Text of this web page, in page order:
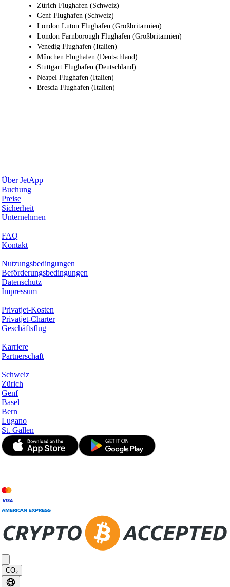
Zürich Flughafen (Schweiz)
Genf Flughafen (Schweiz)
London Luton Flughafen (Großbritannien)
London Farnborough Flughafen (Großbritannien)
Venedig Flughafen (Italien)
München Flughafen (Deutschland)
Stuttgart Flughafen (Deutschland)
Neapel Flughafen (Italien)
Brescia Flughafen (Italien)
Über JetApp
Buchung
Preise
Sicherheit
Unternehmen
FAQ
Kontakt
Nutzungsbedingungen
Beförderungsbedingungen
Datenschutz
Impressum
Privatjet-Kosten
Privatjet-Charter
Geschäftsflug
Karriere
Partnerschaft
Schweiz
Zürich
Genf
Basel
Bern
Lugano
St. Gallen
CO₂